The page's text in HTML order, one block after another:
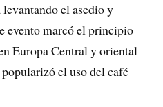
el asedio y
evento marcó el principio
Europa Central y oriental
el uso del café